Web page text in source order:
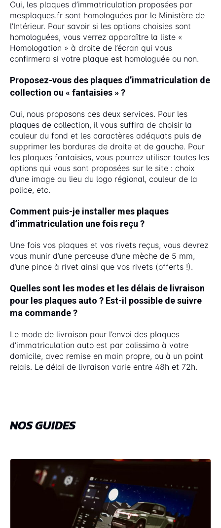
Oui, les plaques d’immatriculation proposées par
mesplaques.fr sont homologuées par le Ministère de
l’Intérieur. Pour savoir si les options choisies sont
homologuées, vous verrez apparaître la liste «
Homologation » à droite de l’écran qui vous
confirmera si votre plaque est homologuée ou non.
Proposez-vous des plaques d’immatriculation de
collection ou « fantaisies » ?
Oui, nous proposons ces deux services. Pour les
plaques de collection, il vous suffira de choisir la
couleur du fond et les caractères adéquats puis de
supprimer les bordures de droite et de gauche. Pour
les plaques fantaisies, vous pourrez utiliser toutes les
options qui vous sont proposées sur le site : choix
d’une image au lieu du logo régional, couleur de la
police, etc.
Comment puis-je installer mes plaques
d’immatriculation une fois reçu ?
Une fois vos plaques et vos rivets reçus, vous devrez
vous munir d’une perceuse d’une mèche de 5 mm,
d’une pince à rivet ainsi que vos rivets (offerts !).
Quelles sont les modes et les délais de livraison
pour les plaques auto ? Est-il possible de suivre
ma commande ?
Le mode de livraison pour l’envoi des plaques
d’immatriculation auto est par colissimo à votre
domicile, avec remise en main propre, ou à un point
relais. Le délai de livraison varie entre 48h et 72h.
NOS GUIDES